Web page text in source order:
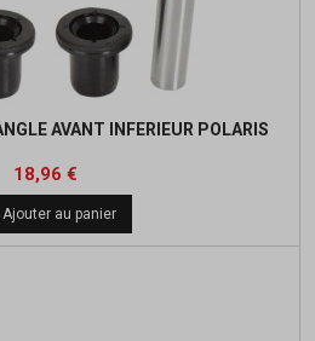
AVANT INFERIEUR POLARIS
Prix
18,96 €
base
Ajouter au panier